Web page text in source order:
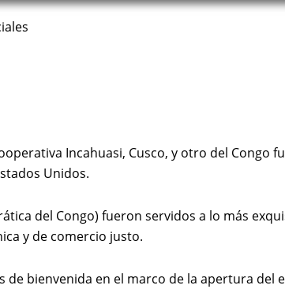
Incahuasi, Cusco, y otro del Congo
Unidos.
del Congo) fueron servidos a lo más
y de comercio justo.
de bienvenida en el marco de la apertura